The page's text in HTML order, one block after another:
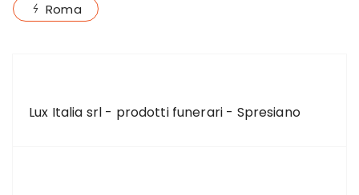
Roma
Lux Italia srl - prodotti funerari - Spresiano